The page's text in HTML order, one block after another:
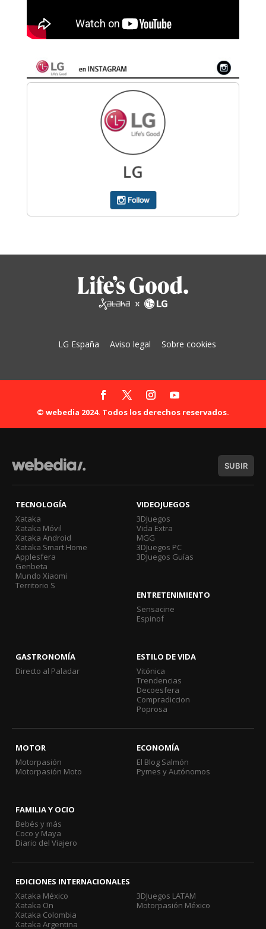
LG España Aviso legal Sobre cookies
© webedia 2024. Todos los derechos reservados.
SUBIR
TECNOLOGÍA
Xataka
Xataka Móvil
Xataka Android
Xataka Smart Home
Applesfera
Genbeta
Mundo Xiaomi
Territorio S
VIDEOJUEGOS
3DJuegos
Vida Extra
MGG
3DJuegos PC
3DJuegos Guías
ENTRETENIMIENTO
Sensacine
Espinof
GASTRONOMÍA
Directo al Paladar
ESTILO DE VIDA
Vitónica
Trendencias
Decoesfera
Compradiccion
Poprosa
MOTOR
Motorpasión
Motorpasión Moto
ECONOMÍA
El Blog Salmón
Pymes y Autónomos
FAMILIA Y OCIO
Bebés y más
Coco y Maya
Diario del Viajero
EDICIONES INTERNACIONALES
Xataka México
Xataka On
Xataka Colombia
Xataka Argentina
3DJuegos LATAM
Motorpasión México